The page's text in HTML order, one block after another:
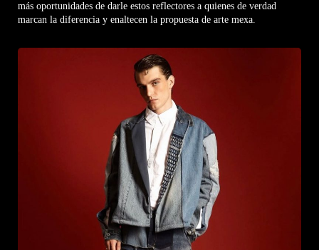
más oportunidades de darle estos reflectores a quienes de verdad
marcan la diferencia y enaltecen la propuesta de arte mexa.